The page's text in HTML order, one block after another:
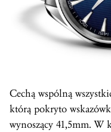
Cechą wspólną
którą pokryto
wynoszący 41,5mm. W